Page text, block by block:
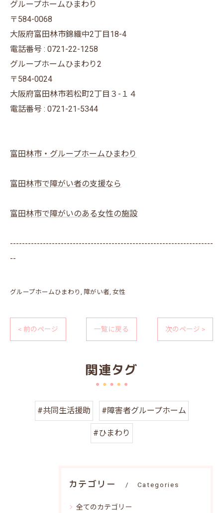
グループホームひまわり
〒584-0068
大阪府富田林市錦織中2丁目18-4
電話番号 : 0721-22-1258
グループホームひまわり2
〒584-0024
大阪府富田林市若松町2丁目３-１４
電話番号 : 0721-21-5344
富田林市・グループホームひまわり
富田林市で障がい者の支援なら
富田林市で障がいのある女性の施設
--------------------------------------------------------------------
--
グループホームひまわり 障がい者 女性
< 前のページ 一覧に戻る 次のページ >
関連タグ
#共同生活援助 #障害者グループホーム
#ひまわり
カテゴリー Categories
全てのカテゴリー